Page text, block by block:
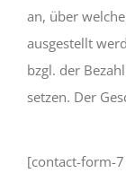
an, über
ausgestellt
bzgl. der
setzen. Der
[contact-form-7